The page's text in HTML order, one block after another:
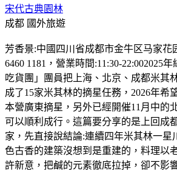
宋代古典園林
成都 國外旅遊
芳香景:中國四川省成都市金牛区马家花
6460 1181，營業時間:11:30-22:002025
吃貨團」團員把上海、北京、成都米其
成了15家米其林的摘星任務，2026年希
本營廣東摘星，另外已經開催11月中的
可以順利成行。這篇要分享的是上回成
家，先直接說結論:連續四年米其林一星
色古香的建築沒想到是重建的，料理以
許新意，把鹹的元素徹底拉掉，卻不影